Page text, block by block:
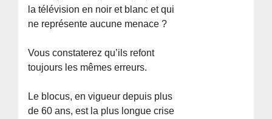
la télévision en noir et blanc et qui
ne représente aucune menace ?
Vous constaterez qu’ils refont
toujours les mêmes erreurs.
Le blocus, en vigueur depuis plus
de 60 ans, est la plus longue crise